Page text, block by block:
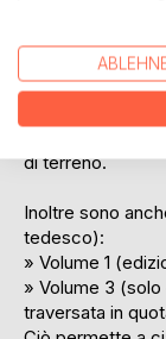
Questo volume
» 40 percorsi
di terreno.
Inoltre sono
tedesco):
» Volume 1
» Volume 3
traversata in